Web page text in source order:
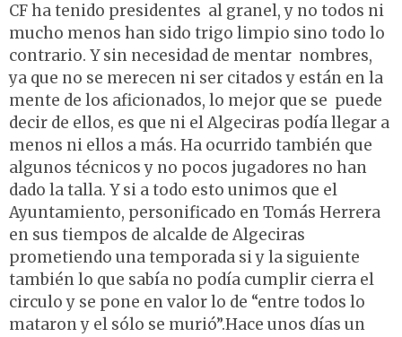
CF ha tenido presidentes al granel, y no todos ni
mucho menos han sido trigo limpio sino todo lo
contrario. Y sin necesidad de mentar nombres,
ya que no se merecen ni ser citados y están en la
mente de los aficionados, lo mejor que se puede
decir de ellos, es que ni el Algeciras podía llegar a
menos ni ellos a más. Ha ocurrido también que
algunos técnicos y no pocos jugadores no han
dado la talla. Y si a todo esto unimos que el
Ayuntamiento, personificado en Tomás Herrera
en sus tiempos de alcalde de Algeciras
prometiendo una temporada si y la siguiente
también lo que sabía no podía cumplir cierra el
circulo y se pone en valor lo de “entre todos lo
mataron y el sólo se murió”.Hace unos días un